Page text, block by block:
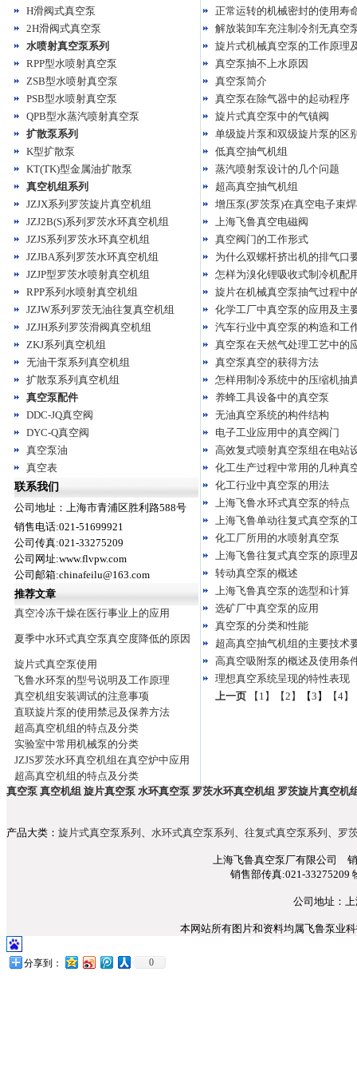
H滑阀式真空泵
2H滑阀式真空泵
水喷射真空泵系列
RPP型水喷射真空泵
ZSB型水喷射真空泵
PSB型水喷射真空泵
QPB型水蒸汽喷射真空泵
扩散泵系列
K型扩散泵
KT(TK)型金属油扩散泵
真空机组系列
JZJX系列罗茨旋片真空机组
JZJ2B(S)系列罗茨水环真空机组
JZJS系列罗茨水环真空机组
JZJBA系列罗茨水环真空机组
JZJP型罗茨水喷射真空机组
RPP系列水喷射真空机组
JZJW系列罗茨无油往复真空机组
JZJH系列罗茨滑阀真空机组
ZKJ系列真空机组
无油干泵系列真空机组
扩散泵系列真空机组
真空泵配件
DDC-JQ真空阀
DYC-Q真空阀
真空泵油
真空表
联系我们
公司地址：上海市青浦区胜利路588号
销售电话:021-51699921
公司传真:021-33275209
公司网址:www.flvpw.com
公司邮箱:chinafeilu@163.com
推荐文章
真空冷冻干燥在医行事业上的应用
夏季中水环式真空泵真空度降低的原因
旋片式真空泵使用
飞鲁水环泵的型号说明及工作原理
真空机组安装调试的注意事项
直联旋片泵的使用禁忌及保养方法
超高真空机组的特点及分类
实验室中常用机械泵的分类
JZJS罗茨水环真空机组在真空炉中应用
超高真空机组的特点及分类
正常运转的机械密封的使用寿
解放装卸车充注制冷剂无真空
旋片式机械真空泵的工作原理
真空泵抽不上水原因
真空泵简介
真空泵在除气器中的起动程序
旋片式真空泵中的气镇阀
单级旋片泵和双级旋片泵的区
低真空抽气机组
蒸汽喷射泵设计的几个问题
超高真空抽气机组
增压泵(罗茨泵)在真空电子束
上海飞鲁真空电磁阀
真空阀门的工作形式
为什么双螺杆挤出机的排气口
怎样为溴化锂吸收式制冷机配
旋片在机械真空泵抽气过程中
化学工厂中真空泵的应用及主
汽车行业中真空泵的构造和工
真空泵在天然气处理工艺中的
真空泵真空的获得方法
怎样用制冷系统中的压缩机抽
养蜂工具设备中的真空泵
无油真空系统的构件结构
电子工业应用中的真空阀门
高效复式喷射真空泵组在电站
化工生产过程中常用的几种真
化工行业中真空泵的用法
上海飞鲁水环式真空泵的特点
上海飞鲁单动往复式真空泵的
化工厂所用的水喷射真空泵
上海飞鲁往复式真空泵的原理
转动真空泵的概述
上海飞鲁真空泵的选型和计算
选矿厂中真空泵的应用
真空泵的分类和性能
超高真空抽气机组的主要技术
高真空吸附泵的概述及使用条
理想真空系统呈现的特性表现
上一页
【1】 【2】 【3 】 【4】
真空泵 真空机组 旋片真空泵 水环真空泵 罗茨水环真空机组 罗茨旋片真空机
产品大类： 旋片式真空泵系列 、 水环式真空泵系列 、 往复式真空泵系列 、 罗
上海飞鲁真空泵厂有限公司
销售部传真:021-33275209
公司地址：
本网站所有图片和资料均属飞鲁泵业
分享到： 0